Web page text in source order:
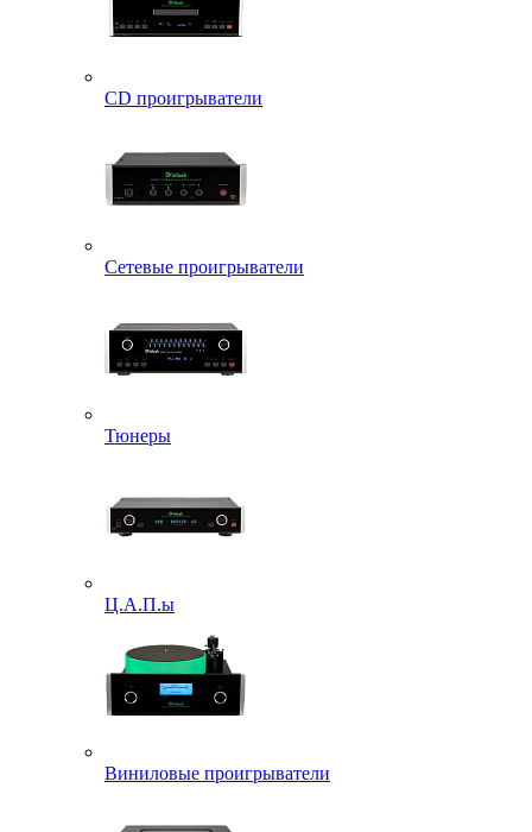
CD проигрыватели
Сетевые проигрыватели
Тюнеры
Ц.А.П.ы
Виниловые проигрыватели